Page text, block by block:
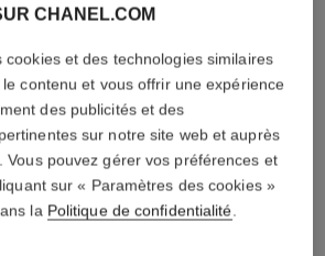
CHANEL.COM
cookies et des technologies similaires
contenu et vous offrir une expérience
des publicités et des
sur notre site web et auprès
Vous pouvez gérer vos préférences et
sur « Paramètres des cookies »
la Politique de confidentialité.